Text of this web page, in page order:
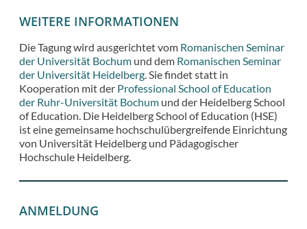
WEITERE INFORMATIONEN
Die Tagung wird ausgerichtet vom Romanischen Seminar
der Universität Bochum und dem Romanischen Seminar
der Universität Heidelberg. Sie findet statt in
Kooperation mit der Professional School of Education
der Ruhr-Universität Bochum und der Heidelberg School
of Education. Die Heidelberg School of Education (HSE)
ist eine gemeinsame hochschulübergreifende Einrichtung
von Universität Heidelberg und Pädagogischer
Hochschule Heidelberg.
ANMELDUNG